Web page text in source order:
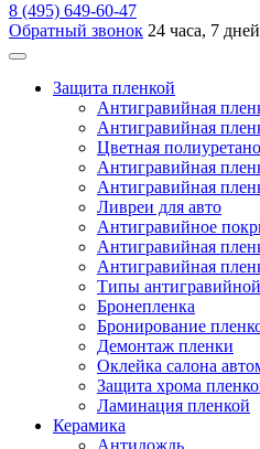
8 (495) 649-60-47
Обратный звонок 24 часа, 7
Защита пленкой
Антигравийная
Антигравийная
Цветная
Антигравийная
Антигравийная
Ливреи для авто
Антигравийное
Антигравийная
Антигравийная
Типы
Бронепленка
Бронирование
Демонтаж пленки
Оклейка салона
Защита хрома
Ламинация пленкой
Керамика
Антидождь